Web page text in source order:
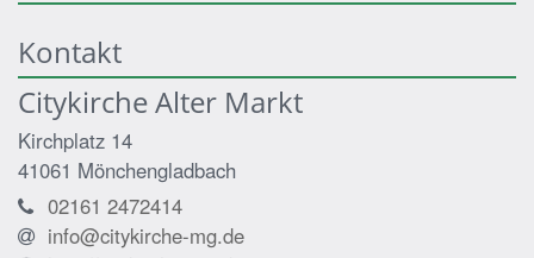
Kontakt
Citykirche Alter Markt
Kirchplatz 14
41061 Mönchengladbach
02161 2472414
info@citykirche-mg.de